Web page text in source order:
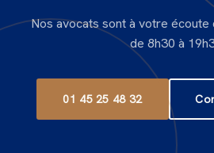
Nos avocats sont à votre écoute
de 8h30 à
01 45 25 48 32